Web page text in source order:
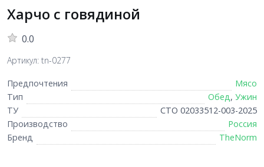
Харчо с говядиной
0.0
Артикул: tn-0277
Предпочтения
Мясо
Тип
Обед, Ужин
ТУ
СТО 02033512-003-2025
Производство
Россия
Бренд
TheNorm